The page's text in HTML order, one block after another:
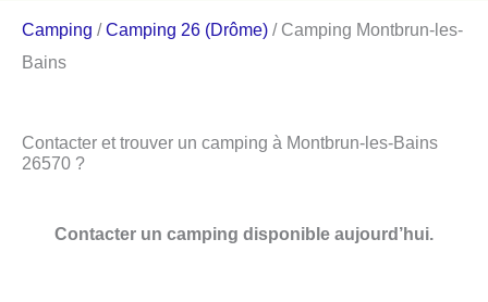
principal
Camping /Camping 26 (Drôme) / Camping Montbrun-les-
Bains
Contacter et trouver un camping à Montbrun-les-Bains
26570 ?
Contacter un camping disponible aujourd’hui.